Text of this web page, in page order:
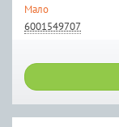
Мало
6001549707